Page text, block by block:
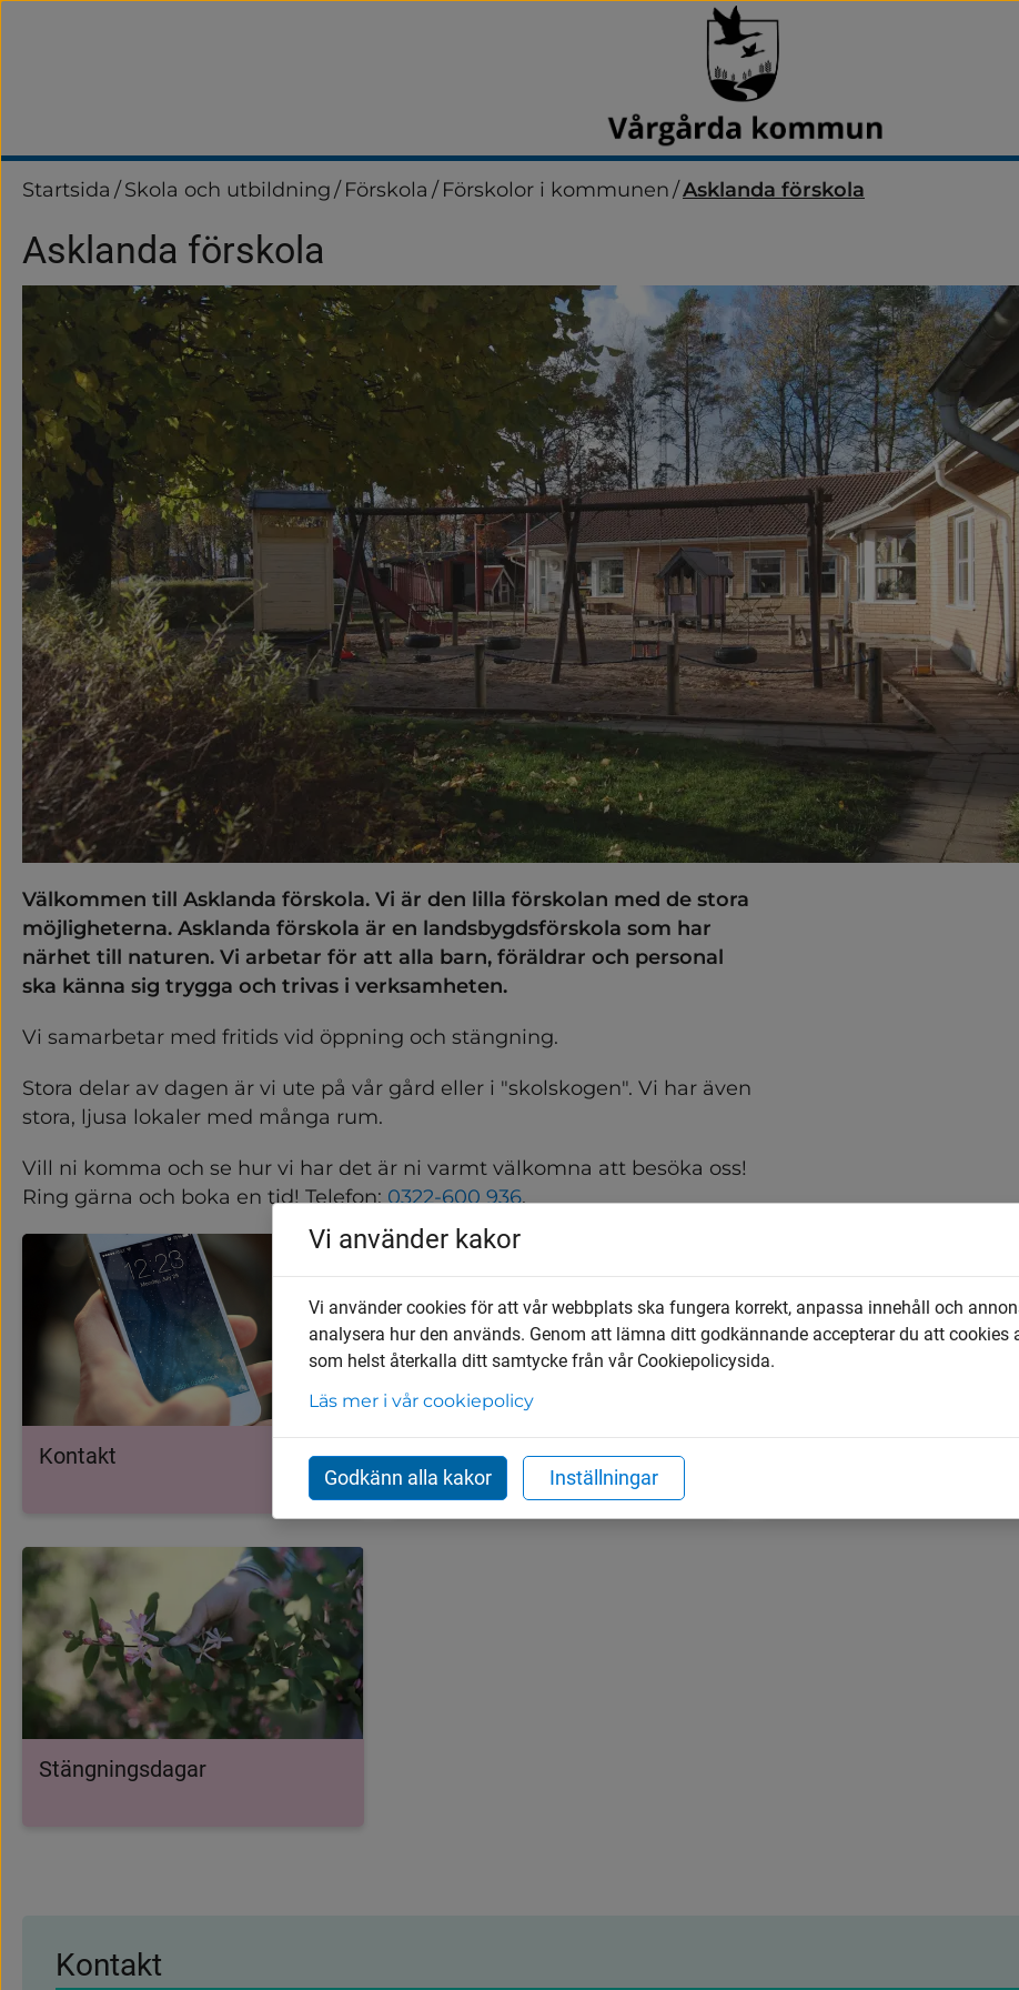
Startsida /Skola och utbildning/ Förskola / Förskolor i kommunen/Asklanda förskola
Asklanda förskola
Välkommen till Asklanda förskola. Vi är den lilla förskolan med de stora
möjligheterna. Asklanda förskola är en landsbygdsförskola som har
närhet till naturen. Vi arbetar för att alla barn, föräldrar och personal
ska känna sig trygga och trivas i verksamheten.
Vi samarbetar med fritids vid öppning och stängning.
Stora delar av dagen är vi ute på vår gård eller i "skolskogen". Vi har även
stora, ljusa lokaler med många rum.
Vill ni komma och se hur vi har det är ni varmt välkomna att besöka oss!
Ring gärna och boka en tid! Telefon: 0322-600 936.
Kontakt Lämna synpunkter
Stängningsdagar
Kontakt
Vi använder kakor
Vi använder cookies för att vår webbplats ska fungera korrekt, anpassa innehåll och
analysera hur den används. Genom att lämna ditt godkännande accepterar du att cookies
som helst återkalla ditt samtycke från vår Cookiepolicysida.
Läs mer i vår cookiepolicy
Godkänn alla kakor Inställningar